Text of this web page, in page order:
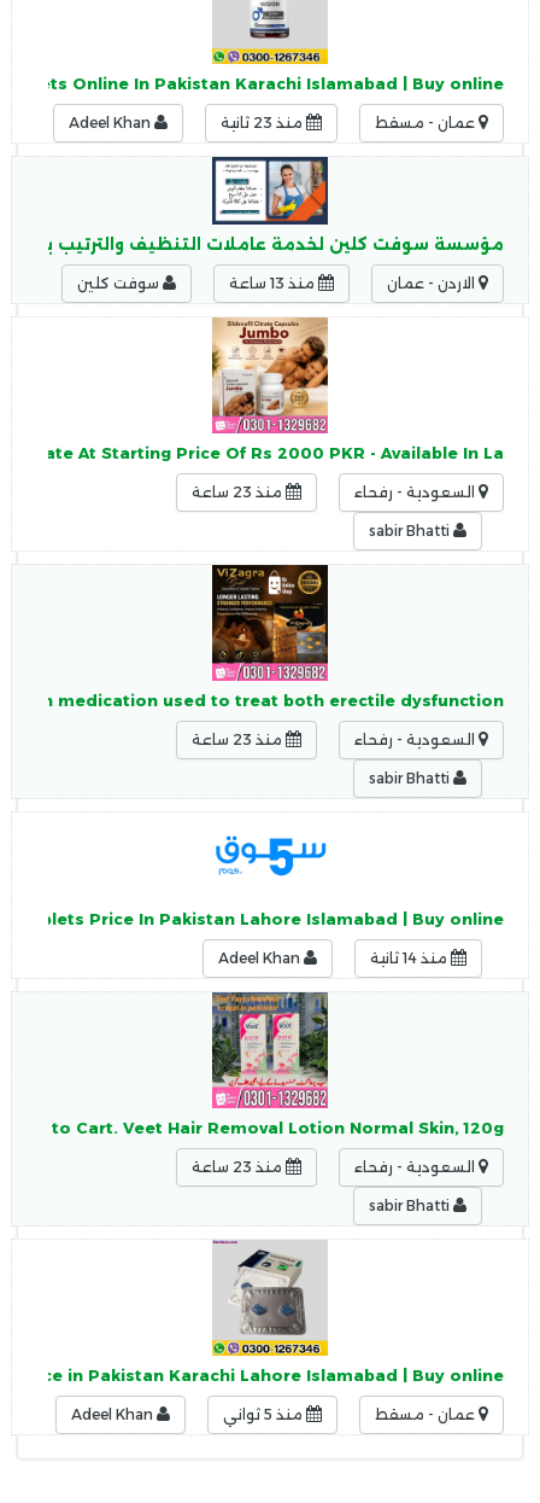
Online In Pakistan Karachi Islamabad | Buy online
عمان - مسقط منذ 23 ثانية
مؤسسة سوفت كلين لخدمة عاملات التنظيف والترتيب بخبرة
الاردن - عمان منذ 13 ساعة سوفت كلين
citrate At Starting Price Of Rs 2000 PKR - Available In La
السعودية - رفحاء منذ 23 ساعة
medication used to treat both erectile dysfunction
السعودية - رفحاء منذ 23 ساعة
Tablets Price In Pakistan Lahore Islamabad | Buy online
منذ 14 ثانية
to Cart. Veet Hair Removal Lotion Normal Skin, 120g.
السعودية - رفحاء منذ 23 ساعة
price in Pakistan Karachi Lahore Islamabad | Buy online
عمان - مسقط منذ 5 ثواني